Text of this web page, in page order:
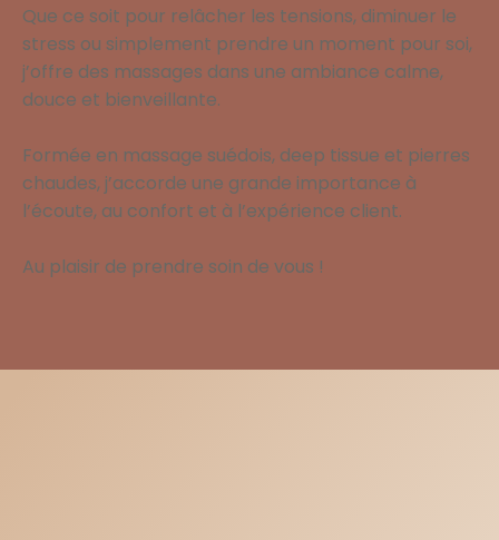
Que ce soit pour relâcher les tensions, diminuer le
stress ou simplement prendre un moment pour soi,
j’offre des massages dans une ambiance calme,
douce et bienveillante.
Formée en massage suédois, deep tissue et pierres
chaudes, j’accorde une grande importance à
l’écoute, au confort et à l’expérience client.
Au plaisir de prendre soin de vous !